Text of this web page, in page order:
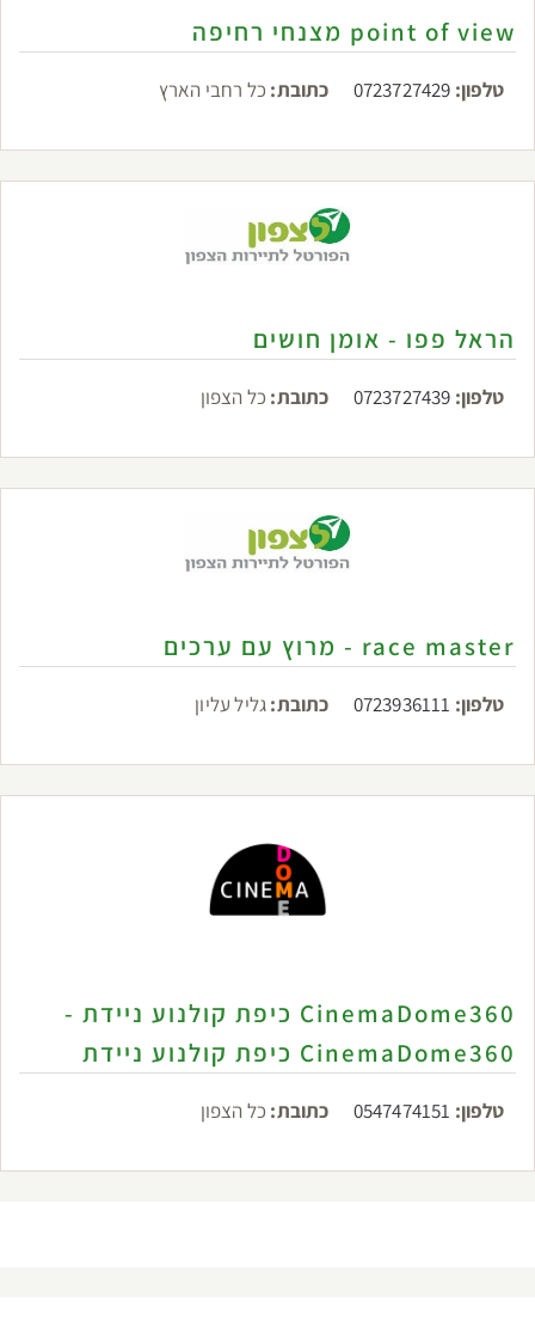
point of view מצנחי רחיפה
טלפון: 0723727429 כתובת: כל רחבי הארץ
הראל פפו - אומן חושים
טלפון: 0723727439 כתובת: כל הצפון
race master - מרוץ עם ערכים
טלפון: 0723936111 כתובת:גליל עליון
CinemaDome360 כיפת קולנוע ניידת -
CinemaDome360 כיפת קולנוע ניידת
טלפון: 0547474151 כתובת: כל הצפון